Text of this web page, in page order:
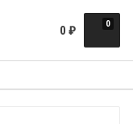
0
0 ₽